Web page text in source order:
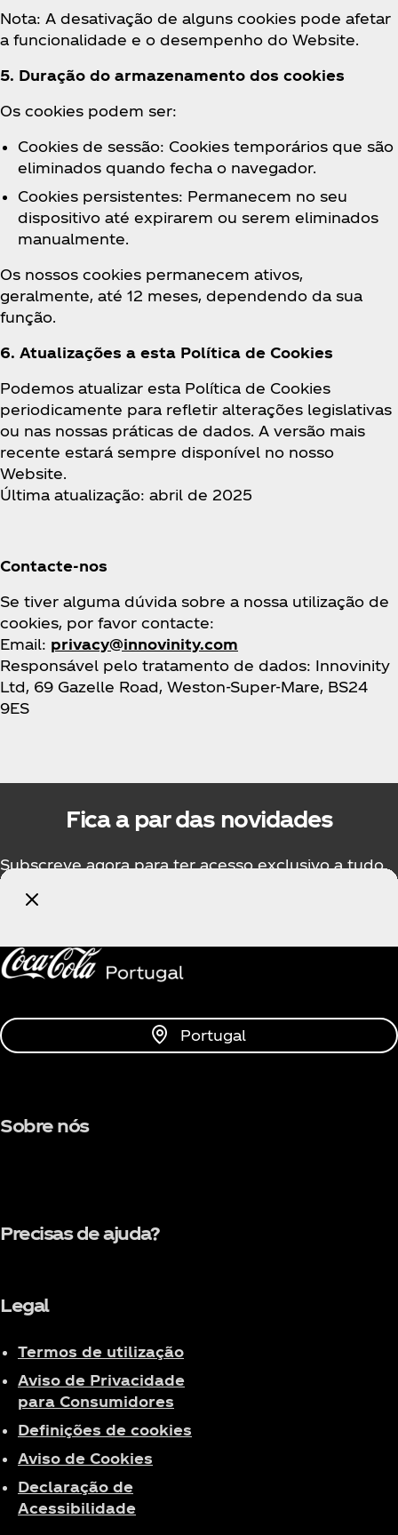
Nota: A desativação de alguns cookies pode afetar
a funcionalidade e o desempenho do Website.
5. Duração do armazenamento dos cookies
Os cookies podem ser:
Cookies de sessão: Cookies temporários que são
eliminados quando fecha o navegador.
Cookies persistentes: Permanecem no seu
dispositivo até expirarem ou serem eliminados
manualmente.
Os nossos cookies permanecem ativos,
geralmente, até 12 meses, dependendo da sua
função.
6. Atualizações a esta Política de Cookies
Podemos atualizar esta Política de Cookies
periodicamente para refletir alterações legislativas
ou nas nossas práticas de dados. A versão mais
recente estará sempre disponível no nosso
Website.
Última atualização: abril de 2025
Contacte-nos
Se tiver alguma dúvida sobre a nossa utilização de
cookies, por favor contacte:
Email: privacy@innovinity.com
Responsável pelo tratamento de dados: Innovinity
Ltd, 69 Gazelle Road, Weston-Super-Mare, BS24
9ES
Fica a par das novidades
Subscreve agora para ter acesso exclusivo a tudo
Portugal
Sobre nós
Precisas de ajuda?
Legal
Termos de utilização
Aviso de Privacidade
para Consumidores
Definições de cookies
Aviso de Cookies
Declaração de
Acessibilidade